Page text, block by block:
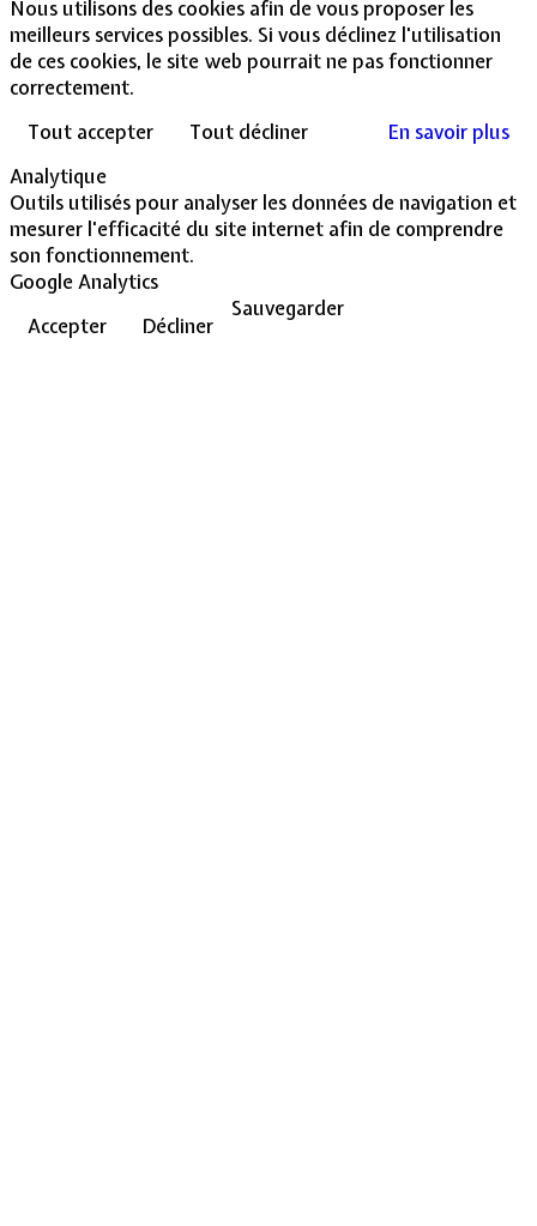
Nous utilisons des cookies afin de vous proposer les
meilleurs services possibles. Si vous déclinez l'utilisation
de ces cookies, le site web pourrait ne pas fonctionner
correctement.
Tout accepter
Tout décliner
En savoir plus
Analytique
Outils utilisés pour analyser les données de navigation et
mesurer l'efficacité du site internet afin de comprendre
son fonctionnement.
Google Analytics
Accepter
Décliner
Sauvegarder